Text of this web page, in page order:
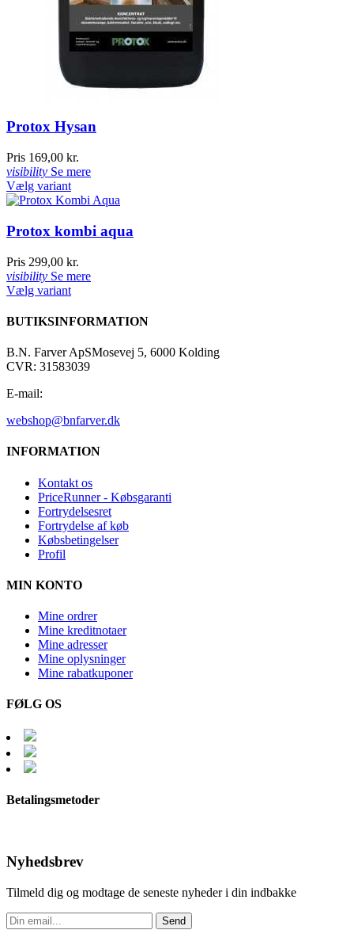
Protox Hysan
Pris 169,00 kr.
visibility Se mere
Vælg variant
Protox kombi aqua
Pris 299,00 kr.
visibility Se mere
Vælg variant
BUTIKSINFORMATION
B.N. Farver ApSMosevej 5, 6000 Kolding
CVR: 31583039
E-mail:
webshop@bnfarver.dk
INFORMATION
Kontakt os
PriceRunner - Købsgaranti
Fortrydelsesret
Fortrydelse af køb
Købsbetingelser
Profil
MIN KONTO
Mine ordrer
Mine kreditnotaer
Mine adresser
Mine oplysninger
Mine rabatkuponer
FØLG OS
Betalingsmetoder
Nyhedsbrev
Tilmeld dig og modtage de seneste nyheder i din indbakke
Send